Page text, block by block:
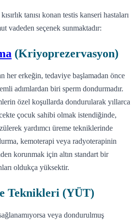
tanısı konan testis kanseri hastaları
vadeden seçenek sunmaktadır:
(Kriyoprezervasyon)
her erkeğin, tedaviye başlamadan önce
adımlardan biri sperm dondurmadır.
özel koşullarda dondurularak yıllarca
çocuk sahibi olmak istendiğinde,
yardımcı üreme tekniklerinde
kemoterapi veya radyoterapinin
korunmak için altın standart bir
oldukça yüksektir.
Teknikleri (YÜT)
veya dondurulmuş